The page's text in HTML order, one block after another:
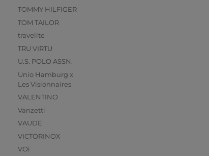
TOMMY HILFIGER
TOM TAILOR
travelite
TRU VIRTU
U.S. POLO ASSN.
Unio Hamburg x
Les Visionnaires
VALENTINO
Vanzetti
VAUDE
VICTORINOX
VOi